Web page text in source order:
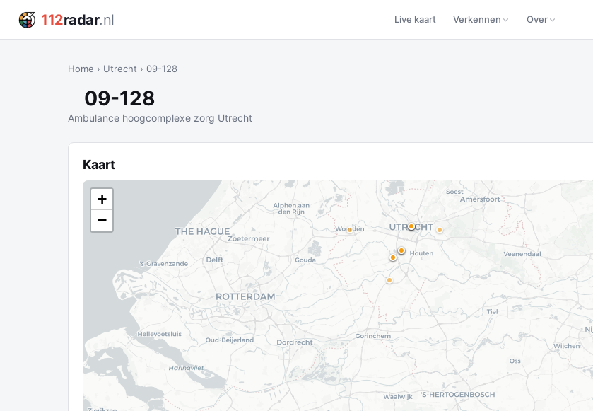
112radar.nl Live kaart Verkennen Over
Home › Utrecht › 09-128
09-128
Ambulance hoogcomplexe zorg Utrecht
Kaart
+
−